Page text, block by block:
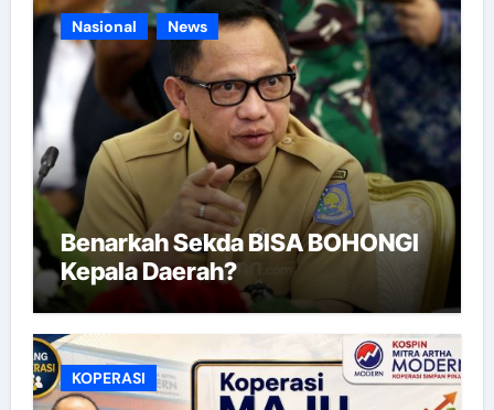
Nasional News
Benarkah Sekda BISA BOHONGI
Kepala Daerah?
KOPERASI